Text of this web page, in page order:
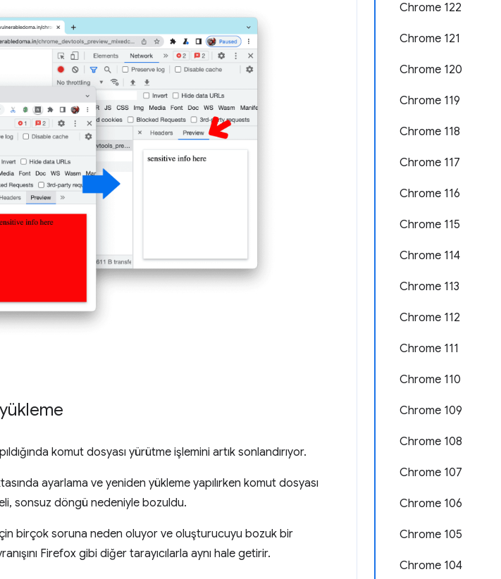
Chrome 122
Chrome 121
Chrome 120
Chrome 119
Chrome 118
Chrome 117
Chrome 116
Chrome 115
Chrome 114
Chrome 113
Chrome 112
Chrome 111
Chrome 110
Chrome 109
Chrome 108
Chrome 107
Chrome 106
Chrome 105
Chrome 104
komut dosyası yürütme işlemini artık sonlandırıyor.
ayarlama ve yeniden yükleme yapılırken komut dosyası
sonsuz döngü nedeniyle bozuldu.
birçok soruna neden oluyor ve oluşturucuyu bozuk bir
Firefox gibi diğer tarayıcılarla aynı hale getirir.